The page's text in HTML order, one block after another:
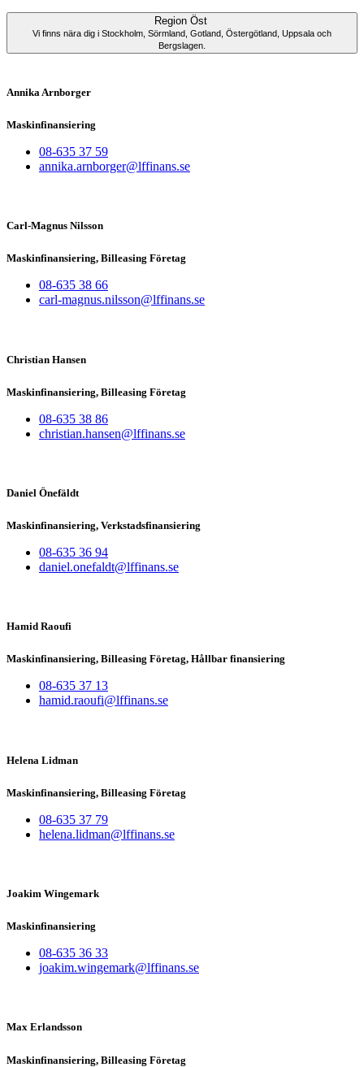
Region Öst
Vi finns nära dig i Stockholm, Sörmland, Gotland, Östergötland, Uppsala och
Bergslagen.
Annika Arnborger
Maskinfinansiering
08-635 37 59
annika.arnborger@lffinans.se
Carl-Magnus Nilsson
Maskinfinansiering, Billeasing Företag
08-635 38 66
carl-magnus.nilsson@lffinans.se
Christian Hansen
Maskinfinansiering, Billeasing Företag
08-635 38 86
christian.hansen@lffinans.se
Daniel Önefäldt
Maskinfinansiering, Verkstadsfinansiering
08-635 36 94
daniel.onefaldt@lffinans.se
Hamid Raoufi
Maskinfinansiering, Billeasing Företag, Hållbar finansiering
08-635 37 13
hamid.raoufi@lffinans.se
Helena Lidman
Maskinfinansiering, Billeasing Företag
08-635 37 79
helena.lidman@lffinans.se
Joakim Wingemark
Maskinfinansiering
08-635 36 33
joakim.wingemark@lffinans.se
Max Erlandsson
Maskinfinansiering, Billeasing Företag